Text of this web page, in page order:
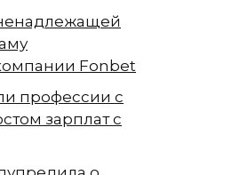
Fonbet
профессии с
зарплат с